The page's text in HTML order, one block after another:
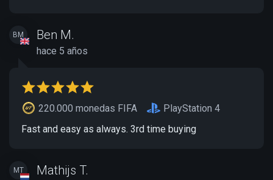
BM Ben M.
hace 5 años
220.000 monedas FIFA
PlayStation 4
Fast and easy as always. 3rd time buying
MT Mathijs T.